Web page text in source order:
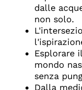
dalle
non solo.
Esplorare
mondo
senza
Dalla